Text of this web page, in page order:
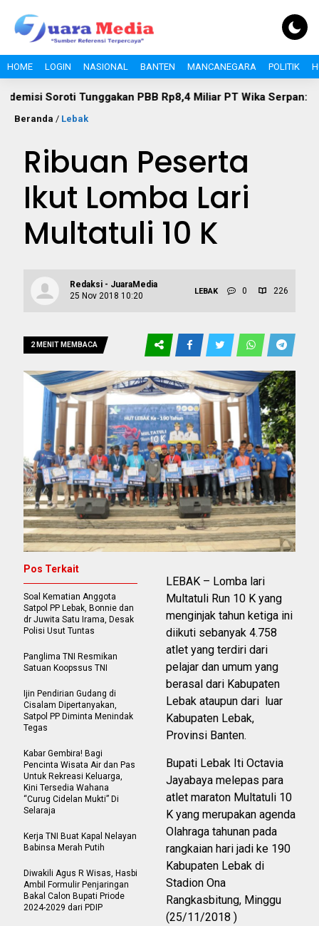
HOME LOGIN NASIONAL BANTEN MANCANEGARA POLITIK
Tunggakan PBB Rp8,4 Miliar PT Wika Serpan: Investor
Beranda / Lebak
Ribuan Peserta
Ikut Lomba Lari
Multatuli 10 K
Redaksi - JuaraMedia
25 Nov 2018 10:20
LEBAK 0 226
2 MENIT MEMBACA
LEBAK – Lomba lari
Multatuli Run 10 K yang
menginjak tahun ketiga ini
diikuti sebanyak 4.758
atlet yang terdiri dari
pelajar dan umum yang
berasal dari Kabupaten
Lebak ataupun dari luar
Kabupaten Lebak,
Provinsi Banten.
Bupati Lebak Iti Octavia
Jayabaya melepas para
atlet maraton Multatuli 10
K yang merupakan agenda
Olahraga tahunan pada
rangkaian hari jadi ke 190
Kabupaten Lebak di
Stadion Ona
Rangkasbitung, Minggu
(25/11/2018 )
Pos Terkait
Soal Kematian Anggota
Satpol PP Lebak, Bonnie dan
dr Juwita Satu Irama, Desak
Polisi Usut Tuntas
Panglima TNI Resmikan
Satuan Koopssus TNI
Ijin Pendirian Gudang di
Cisalam Dipertanyakan,
Satpol PP Diminta Menindak
Tegas
Kabar Gembira! Bagi
Pencinta Wisata Air dan Pas
Untuk Rekreasi Keluarga,
Kini Tersedia Wahana
“Curug Cidelan Mukti” Di
Selaraja
Kerja TNI Buat Kapal Nelayan
Babinsa Merah Putih
Diwakili Agus R Wisas, Hasbi
Ambil Formulir Penjaringan
Bakal Calon Bupati Priode
2024-2029 dari PDIP